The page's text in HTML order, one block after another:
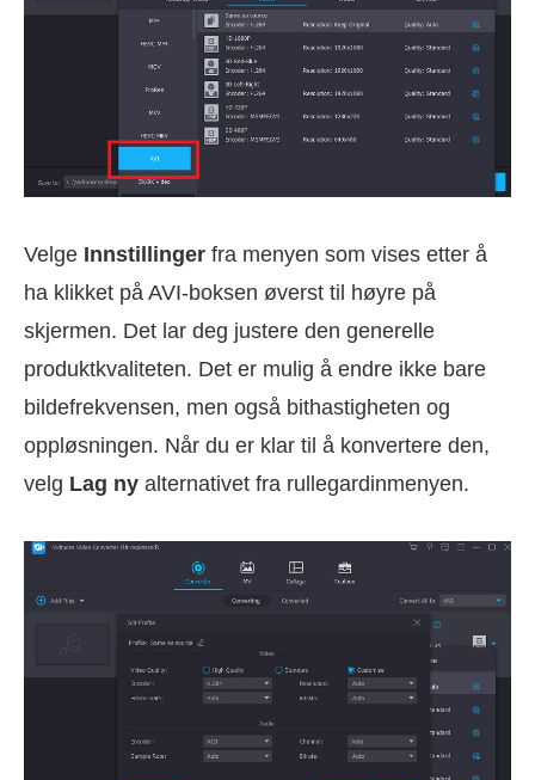
Velge Innstillinger fra menyen som vises etter å
ha klikket på AVI-boksen øverst til høyre på
skjermen. Det lar deg justere den generelle
produktkvaliteten. Det er mulig å endre ikke bare
bildefrekvensen, men også bithastigheten og
oppløsningen. Når du er klar til å konvertere den,
velg Lag ny alternativet fra rullegardinmenyen.